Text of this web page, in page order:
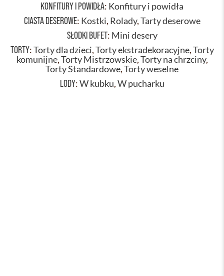
KONFITURY I POWIDŁA: Konfitury i powidła
CIASTA DESEROWE: Kostki, Rolady,Tarty deserowe
SŁODKI BUFET: Mini desery
TORTY:Torty dla dzieci,Torty ekstradekoracyjne,Torty
komunijne,Torty Mistrzowskie,Torty na chrzciny,
Torty Standardowe,Torty weselne
LODY:W kubku,W pucharku